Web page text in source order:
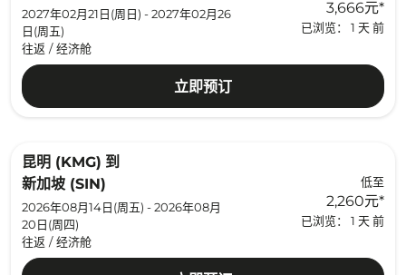
2027年02月21日(周日) - 2027年02月26
日(周五)
往返 / 经济舱
3,666元*
已浏览： 1 天 前
立即预订
昆明 (KMG) 到
新加坡 (SIN)
2026年08月14日(周五) - 2026年08月
20日(周四)
往返 / 经济舱
低至
2,260元*
已浏览： 1 天 前